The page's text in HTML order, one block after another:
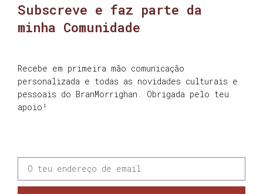
Subscreve e faz parte da
minha Comunidade
Recebe em primeira mão comunicação
personalizada e todas as novidades culturais e
pessoais do BranMorrighan. Obrigada pelo teu
apoio!